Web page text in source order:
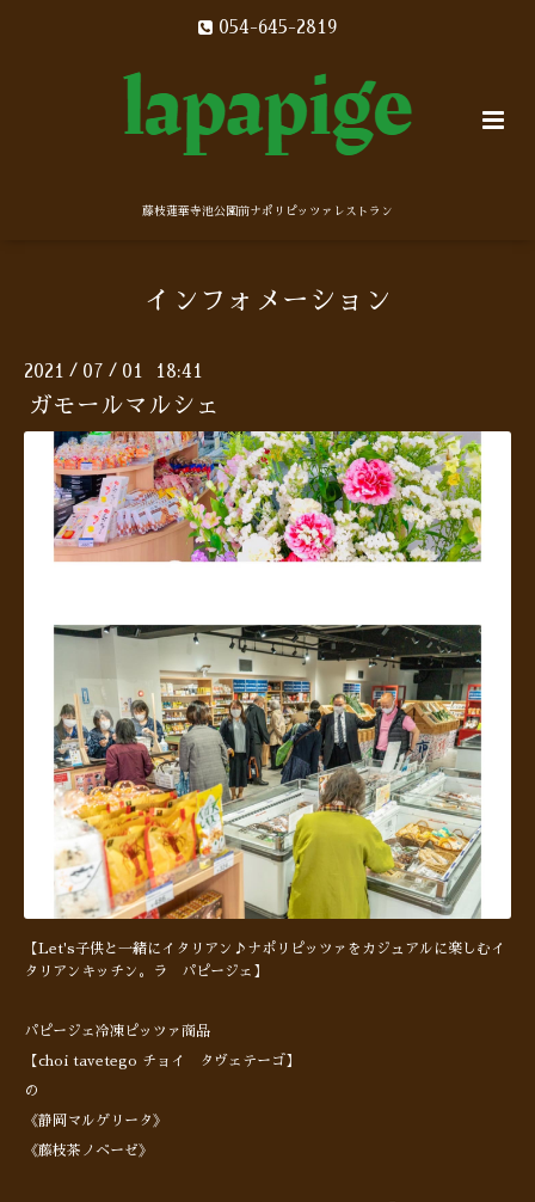
054-645-2819
藤枝蓮華寺池公園前ナポリピッツァレストラン
インフォメーション
2021 / 07 / 01 18:41
ガモールマルシェ
【Let's子供と一緒にイタリアン♪ナポリピッツァをカジュアルに楽しむイ
タリアンキッチン。ラ パピージェ】
パピージェ冷凍ピッツァ商品
【choi tavetego チョイ タヴェテーゴ】
の
《静岡マルゲリータ》
《藤枝茶ノベーゼ》